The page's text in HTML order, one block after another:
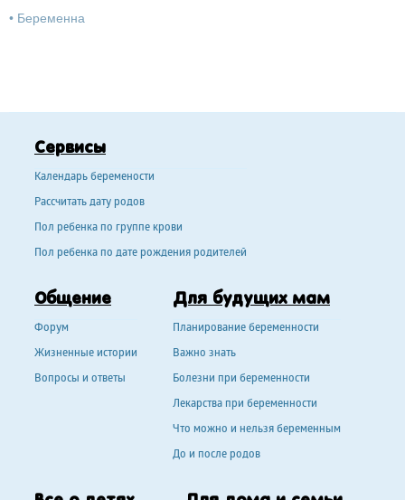
• Беременна
Сервисы
Календарь беремености
Рассчитать дату родов
Пол ребенка по группе крови
Пол ребенка по дате рождения родителей
Общение
Форум
Жизненные истории
Вопросы и ответы
Для будущих мам
Планирование беременности
Важно знать
Болезни при беременности
Лекарства при беременности
Что можно и нельзя беременным
До и после родов